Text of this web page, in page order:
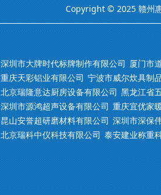
Copyright © 2025 赣州
深圳市大牌时代标牌制作有限公司 厦门市
重庆天彩铝业有限公司 宁波市威尔炊具制
北京瑞隆意达厨房设备有限公司 黑龙江省
深圳市源鸿超声设备有限公司 重庆宜优家
昆山安誉超研磨材料有限公司 深圳市深保
北京瑞科中仪科技有限公司 泰安建业称重